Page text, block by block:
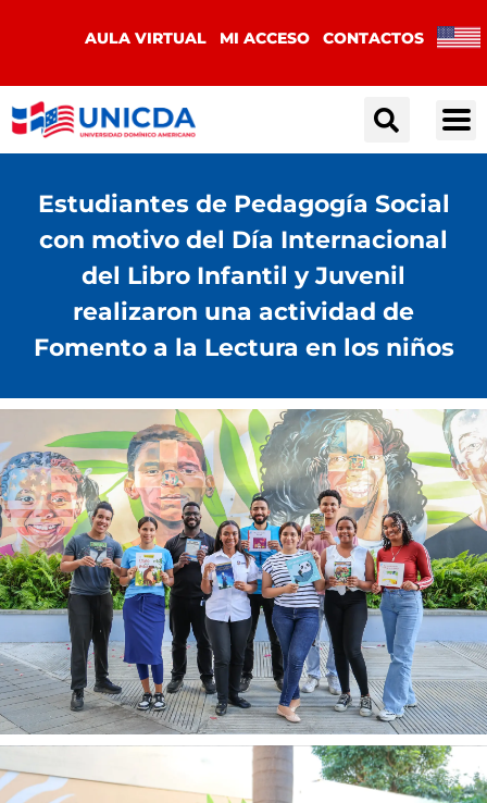
AULA VIRTUAL MI ACCESO CONTACTOS
Estudiantes de Pedagogía Social
con motivo del Día Internacional
del Libro Infantil y Juvenil
realizaron una actividad de
Fomento a la Lectura en los niños